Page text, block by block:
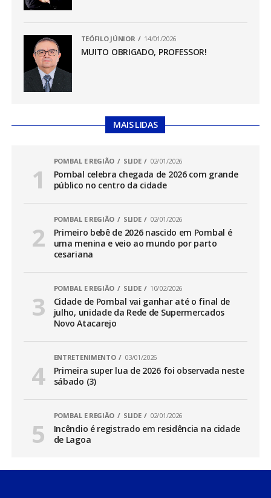
TEÓFILO JÚNIOR 14/01/2026
MUITO OBRIGADO, PROFESSOR!
MAIS LIDAS
POMBAL E REGIÃO SLIDE 02/01/2026
Pombal celebra chegada de 2026 com grande
público no centro da cidade
POMBAL E REGIÃO SLIDE 02/01/2026
Primeiro bebê de 2026 nascido em Pombal é
uma menina e veio ao mundo por parto
cesariana
POMBAL E REGIÃO SLIDE 10/02/2026
Cidade de Pombal vai ganhar até o final de
julho, unidade da Rede de Supermercados
Novo Atacarejo
ENTRETENIMENTO 03/01/2026
Primeira super lua de 2026 foi observada neste
sábado (3)
POMBAL E REGIÃO SLIDE 02/01/2026
Incêndio é registrado em residência na cidade
de Lagoa